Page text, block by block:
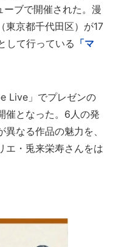
ブで開催された。漫
（東京都千代田区）が17
して行っている 「マ
Live」でプレゼンの
催となった。6人の発
なる作品の魅力を、
エ・兎来栄寿さんをは